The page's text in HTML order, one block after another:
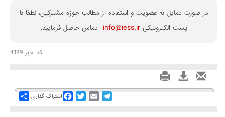
در صورت تمایل به عضویت و استفاده از مطالب حوزه مشترکین، لطفا با
پست الکترونیکیinfo@iess.ir تماس حاصل فرمایید.
کد خبر:4189
Share اشتراک گذاری
FacebookTwitterEmail
Telegram